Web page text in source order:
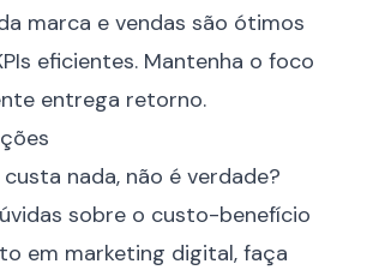
marca e vendas são ótimos
eficientes. Mantenha o foco
entrega retorno.
nada, não é verdade?
sobre o custo-benefício
em marketing digital, faça